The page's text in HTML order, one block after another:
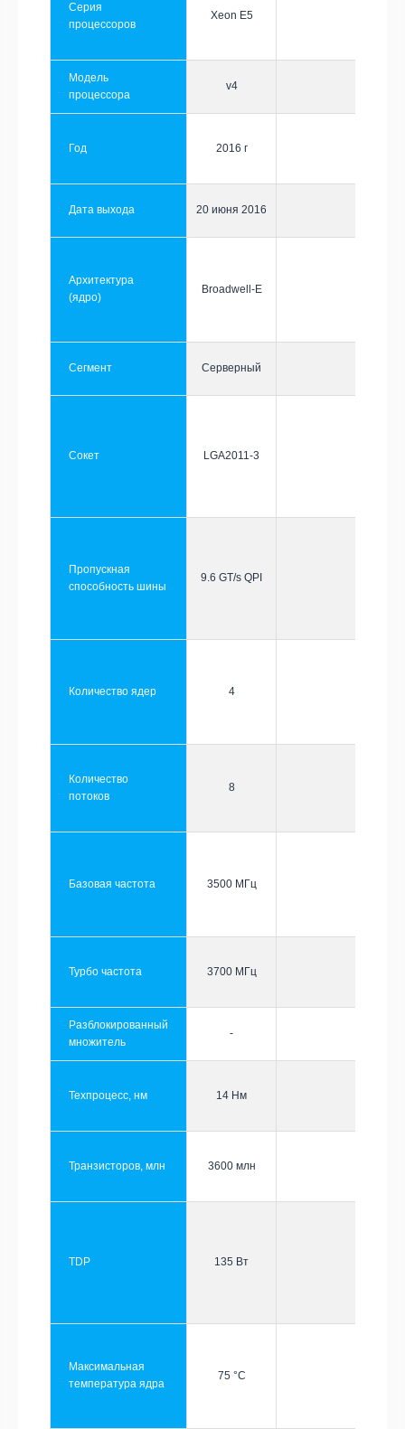
Серия
процессоров
Xeon E5
Модель
процессора
v4
Год 2016 г
Дата выхода 20 июня 2016
Архитектура
(ядро)
Broadwell-E
Сегмент Серверный
Сокет LGA2011-3
Пропускная
способность шины
9.6 GT/s QPI
Количество ядер 4
Количество
потоков
8
Базовая частота 3500 МГц
Турбо частота 3700 МГц
Разблокированный
множитель
-
Техпроцесс, нм 14 Нм
Транзисторов, млн 3600 млн
TDP 135 Вт
Максимальная
температура ядра
75 °C